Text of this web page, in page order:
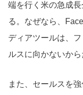
端を行く米の急成
る。なぜなら、
ディアツールは、
ルスに向かないから
また、セールスを